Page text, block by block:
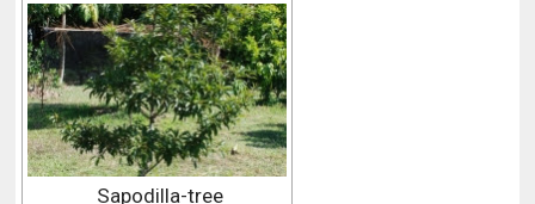
Sapodilla-tree